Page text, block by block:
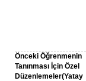
Önceki Öğrenmenin
Tanınması İçin Özel
Düzenlemeler(Yatay